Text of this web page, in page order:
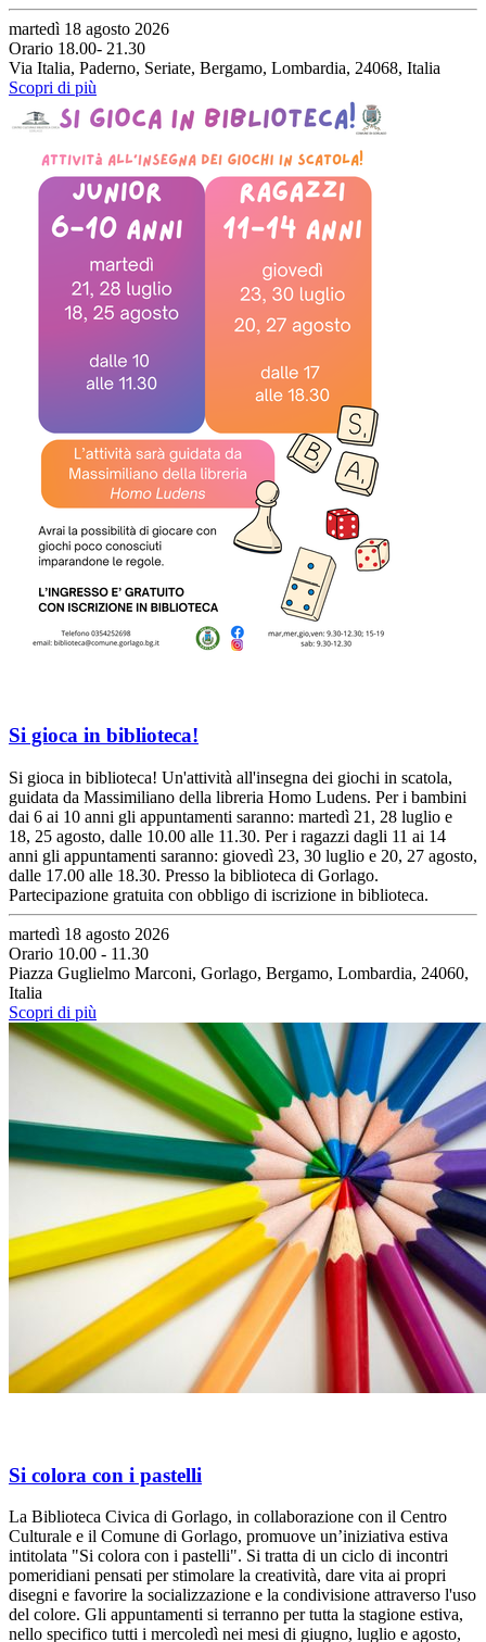
martedì 18 agosto 2026
Orario 18.00- 21.30
Via Italia, Paderno, Seriate, Bergamo, Lombardia, 24068, Italia
Scopri di più
Si gioca in biblioteca!
Si gioca in biblioteca! Un'attività all'insegna dei giochi in scatola,
guidata da Massimiliano della libreria Homo Ludens. Per i bambini
dai 6 ai 10 anni gli appuntamenti saranno: martedì 21, 28 luglio e
18, 25 agosto, dalle 10.00 alle 11.30. Per i ragazzi dagli 11 ai 14
anni gli appuntamenti saranno: giovedì 23, 30 luglio e 20, 27 agosto,
dalle 17.00 alle 18.30. Presso la biblioteca di Gorlago.
Partecipazione gratuita con obbligo di iscrizione in biblioteca.
martedì 18 agosto 2026
Orario 10.00 - 11.30
Piazza Guglielmo Marconi, Gorlago, Bergamo, Lombardia, 24060,
Italia
Scopri di più
Si colora con i pastelli
La Biblioteca Civica di Gorlago, in collaborazione con il Centro
Culturale e il Comune di Gorlago, promuove un’iniziativa estiva
intitolata "Si colora con i pastelli". Si tratta di un ciclo di incontri
pomeridiani pensati per stimolare la creatività, dare vita ai propri
disegni e favorire la socializzazione e la condivisione attraverso l'uso
del colore. Gli appuntamenti si terranno per tutta la stagione estiva,
nello specifico tutti i mercoledì nei mesi di giugno, luglio e agosto,